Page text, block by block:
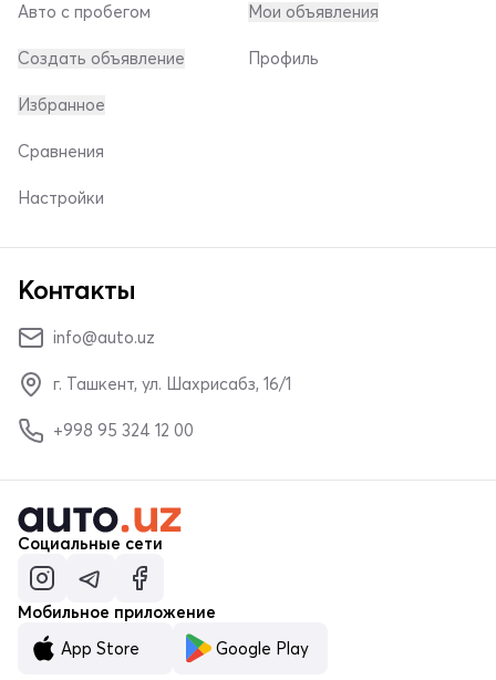
Авто с пробегом
Создать объявление
Мои объявления
Профиль
Избранное
Сравнения
Настройки
Контакты
info@auto.uz
г. Ташкент, ул. Шахрисабз, 16/1
+998 95 324 12 00
Социальные сети
Мобильное приложение
App Store
Google Play